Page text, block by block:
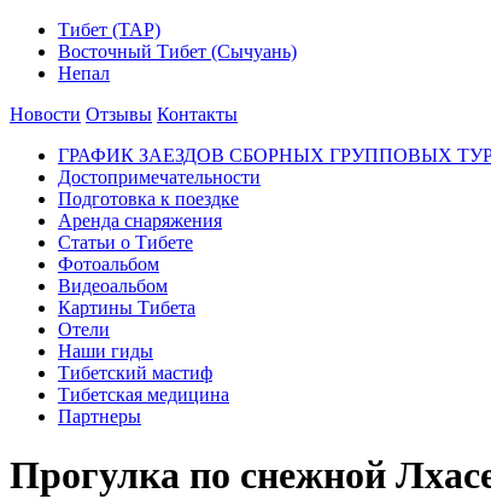
Тибет (ТАР)
Восточный Тибет (Сычуань)
Непал
Новости Отзывы Контакты
ГРАФИК ЗАЕЗДОВ СБОРНЫХ ГРУППОВЫХ
Достопримечательности
Подготовка к поездке
Аренда снаряжения
Статьи о Тибете
Фотоальбом
Видеоальбом
Картины Тибета
Отели
Наши гиды
Тибетский мастиф
Тибетская медицина
Партнеры
Прогулка по снежной